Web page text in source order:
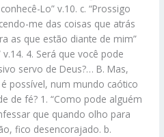
Lo” v.10. c. “Prossigo
me das coisas que atrás
as que estão diante de mim”
4. Será que você pode
servo de Deus?… B. Mas,
possível, num mundo caótico
de fé? 1. “Como pode alguém
que quando olho para
fico desencorajado. b.